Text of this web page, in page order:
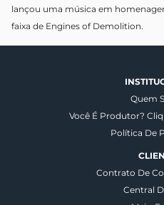
lançou uma música em
faixa de Engines of Demolition.
Quem
Você É Produtor?
Política De
Contrato De
Central